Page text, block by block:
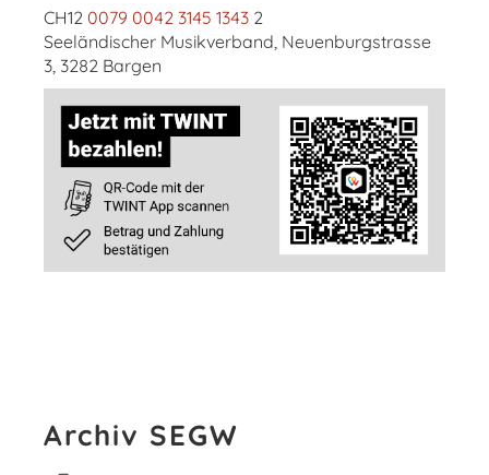
CH12 0079 0042 3145 1343 2
Seeländischer Musikverband, Neuenburgstrasse
3, 3282 Bargen
Archiv SEGW